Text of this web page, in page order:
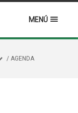
MENÚ
/ AGENDA